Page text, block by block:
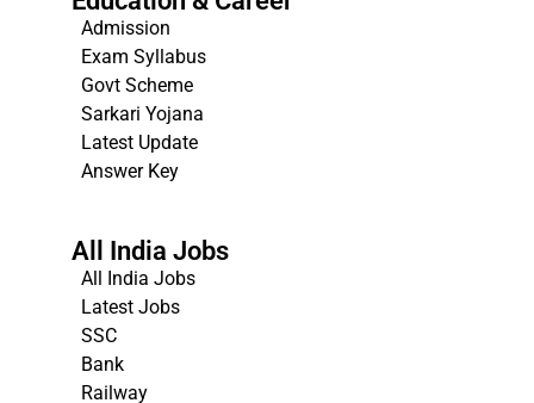
Admission
Exam Syllabus
Govt Scheme
Sarkari Yojana
Latest Update
Answer Key
All India Jobs
All India Jobs
Latest Jobs
SSC
Bank
Railway